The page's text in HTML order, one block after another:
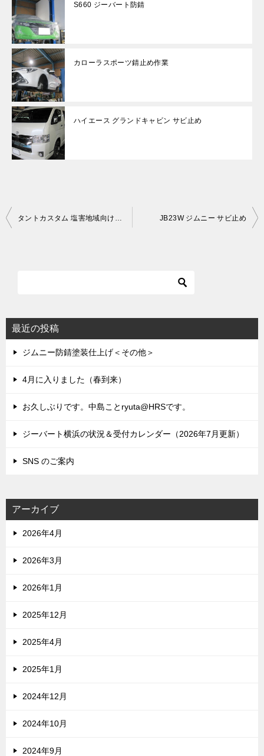
S660 ジーバート防錆
カローラスポーツ錆止め作業
ハイエース グランドキャビン サビ止め
投
シ
ョ
タントカスタム 塩害地域向け防錆 JB23W ジムニー サビ止め
最近の投稿
ジムニー防錆塗装仕上げ＜その他＞
4月に入りました（春到来）
お久しぶりです。中島ことryuta@HRSです。
ジーバート横浜の状況＆受付カレンダー（2026年7月更新）
SNS のご案内
アーカイブ
2026年4月
2026年3月
2026年1月
2025年12月
2025年4月
2025年1月
2024年12月
2024年10月
2024年9月